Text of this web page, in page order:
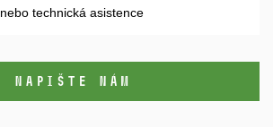
nebo technická asistence
NAPIŠTE NÁM